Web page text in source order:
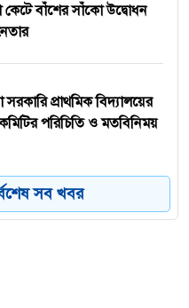
কেটে বাঁশের সাঁকো উদ্বোধন
সরকারি প্রাথমিক বিদ্যালয়ের
পরিচিতি ও মতবিনিময়
মানুষের বসতবাড়ি, বাজার,
সব খবর